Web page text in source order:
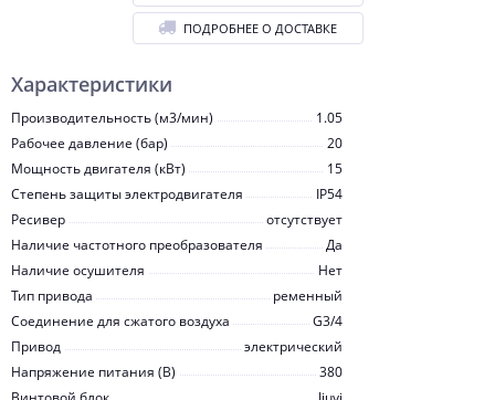
Характеристики
Производительность (м3/мин)
1.05
Рабочее давление (бар)
20
Мощность двигателя (кВт)
15
Степень защиты электродвигателя
IP54
Ресивер
отсутствует
Наличие частотного преобразователя
Да
Наличие осушителя
Нет
Тип привода
ременный
Соединение для сжатого воздуха
G3/4
Привод
электрический
Напряжение питания (В)
380
ПОДРОБНЕЕ О ДОСТАВКЕ